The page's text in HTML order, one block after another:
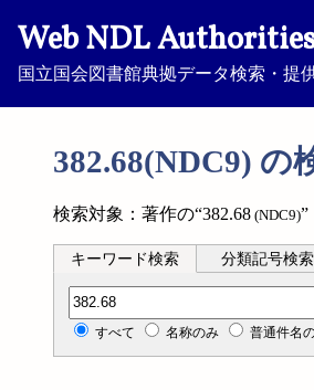
Web NDL
国立国会図書館典拠データ検索・提
382.68(NDC9) の
検索対象：著作の“382.68 (NDC9)”
キーワード検索 分類記号検索
分類記号検索
すべて 名称のみ 普通件名